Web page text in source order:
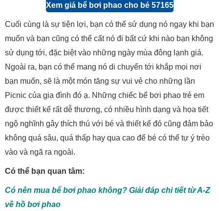
Xem giá bể bơi phao cho bé 57165
Cuối cùng là sự tiện lợi, bạn có thể sử dụng nó ngay khi bạn
muốn và bạn cũng có thể cất nó đi bất cứ khi nào bạn không
sử dụng tới, đặc biệt vào những ngày mùa đông lạnh giá.
Ngoài ra, bạn có thể mang nó di chuyển tới khắp mọi nơi
bạn muốn, sẽ là một món tăng sự vui vẻ cho những lần
Picnic của gia đình đó ạ. Những chiếc bể bơi phao trẻ em
được thiết kế rất dễ thương, có nhiều hình dạng và họa tiết
ngộ nghĩnh gây thích thú với bé và thiết kế đó cũng đảm bảo
không quá sâu, quá thấp hay qua cao để bé có thể tự ý trèo
vào và ngã ra ngoài.
Có thể bạn quan tâm:
Có nên mua bể bơi phao không? Giải đáp chi tiết từ A-Z
về hồ bơi phao